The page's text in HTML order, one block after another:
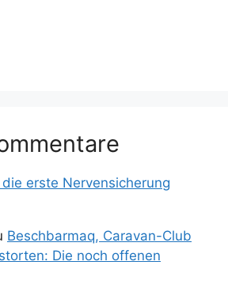
die erste Nervensicherung
Beschbarmaq, Caravan-Club
Die noch offenen